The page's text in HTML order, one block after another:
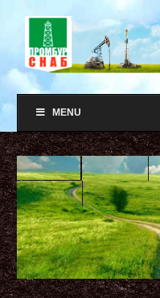
MENU
Лопастные долота
Шарошечные